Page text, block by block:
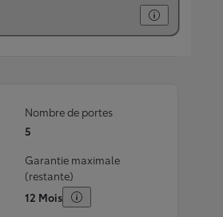
Nombre de portes
5
Garantie maximale
(restante)
12 Mois